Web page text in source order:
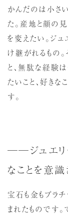
かんだのは小さ
た。産地と顔の
を変えたい。ジ
け継がれるもの。
と、無駄な経験
たいこと、好き
す。
──ジュエリ
なことを意識
宝石も金もプラ
まれたものです